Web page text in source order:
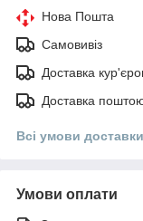
Нова Пошта
Самовивіз
Доставка
Доставка
Всі умови доставки
Умови оплати